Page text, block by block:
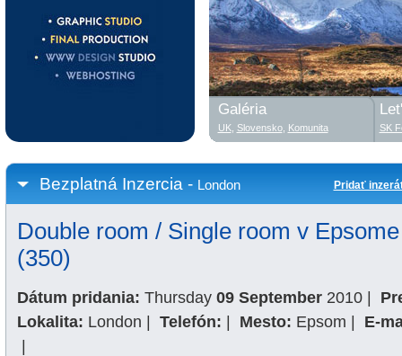
Bezplatná Inzercia - London Pridať
Double room / Single room v
(350)
Dátum pridania: Thursday 09 September2010 |
Lokalita: London | Telefón: | Mesto: Epsom |
E-
|
Galéria
UK, Slovensko, Komunita SK